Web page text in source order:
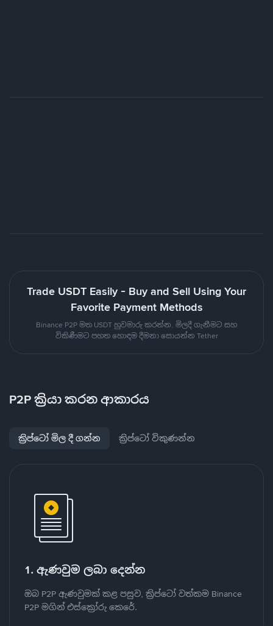
Trade USDT Easily - Buy and Sell Using Your
Favorite Payment Methods
Binance P2P මත USDT හුවමාරු කරන්න. මිලදී ගැනීමට සහ
විකිණීමට පහත හොඳම දීමනා සොයන්න Tether
P2P ක්‍රියා කරන ආකාරය
ක්‍රිප්ටෝ මිල දී ගන්න ක්‍රිප්ටෝ විකුණන්න
1. ඇණවුම ලබා දෙන්න
ඔබ P2P ඇණවුමක් කළ පසුව, ක්‍රිප්ටෝ වත්කම Binance
P2P මගින් එස්ක්‍රෝරු කෙරේ.